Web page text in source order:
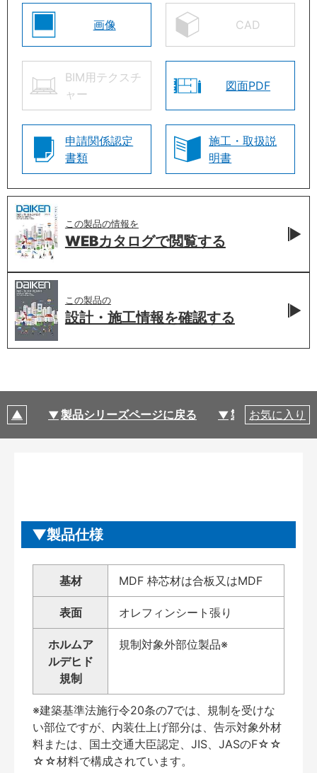
画像 CAD
BIM用テクスチ
ャー
図面PDF
申請関係認定
書類
施工・取扱説
明書
この製品の情報を
WEBカタログで閲覧する
この製品の
設計・施工情報を確認する
製品シリーズページに戻る 製品仕様
お気に入り
製品仕様
基材 MDF 枠芯材は合板又はMDF
表面 オレフィンシート張り
ホルムア
ルデヒド
規制
規制対象外部位製品※
※建築基準法施行令20条の7では、規制を受けな
い部位ですが、内装仕上げ部分は、告示対象外材
料または、国土交通大臣認定、JIS、JASのF☆☆
☆☆材料で構成されています。